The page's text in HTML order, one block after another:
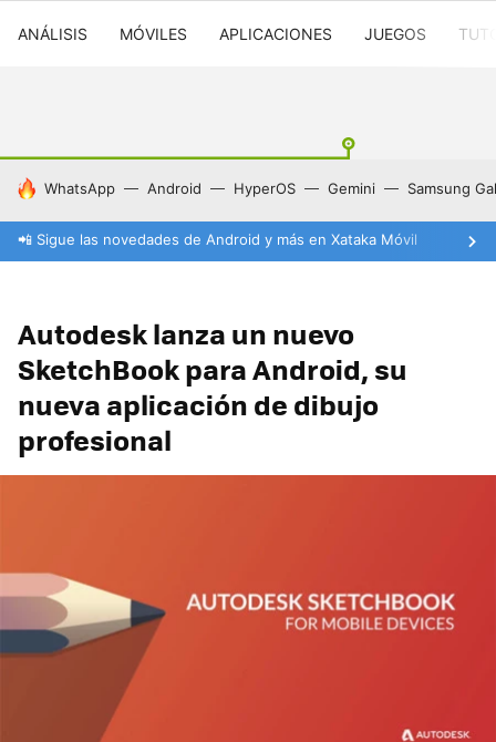
ANÁLISIS MÓVILES APLICACIONES JUEGOS
HOY SE HABLA DE
WhatsApp Android HyperOS Gemini Samsung
📲 Sigue las novedades de Android y más en Xataka Móvil
Autodesk lanza un nuevo
SketchBook para Android, su
nueva aplicación de dibujo
profesional